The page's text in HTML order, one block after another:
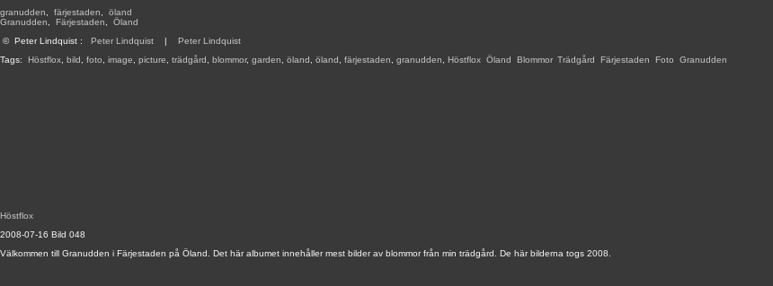
granudden
färjestaden
öland
Granudden
Färjestaden
Öland
© Peter Lindquist : Peter Lindquist | Peter Lindquist
Tags: Höstflox bild foto image picture trädgård blommor, garden öland öland färjestaden granudden Höstflox Öland Blommor, Trädgård Färjestaden Foto Granudden
Höstflox
2008-07-16 Bild 048
Välkommen till Granudden i Färjestaden på Öland. Det här albumet innehåller mest bilder av blommor från min trädgård. De här bilderna togs 2008.